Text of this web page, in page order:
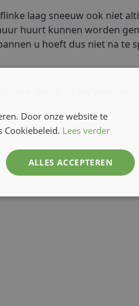
laag sneeuw ook niet
huurt kunnen worden
u hoeft dus niet na te
nooit op uw veiligheid.
Door onze website te
Cookiebeleid. Lees verder
ALLES ACCEPTEREN